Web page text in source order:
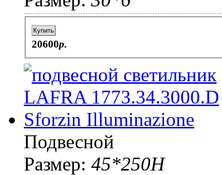
Купить
20600p.
Подвесной
Размер: 45*250H